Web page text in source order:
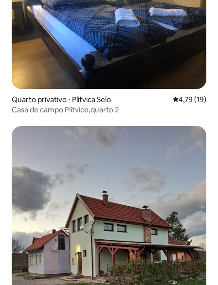
Quarto privativo ⋅ Plitvica Selo 4,79 de uma
4,79 (19)
Casa de campo Plitvice,quarto 2